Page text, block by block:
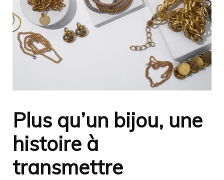
Plus qu’un bijou, une
histoire à
transmettre